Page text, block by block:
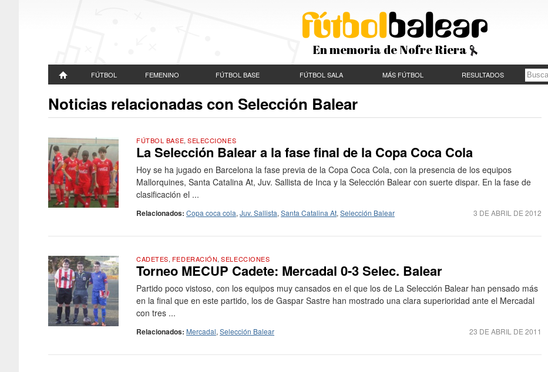
En memoria de Nofre Riera
FÚTBOL FEMENINO FÚTBOL BASE FÚTBOL SALA MÁS FÚTBOL RESULTADOS
Noticias relacionadas con Selección Balear
FÚTBOL BASE,SELECCIONES
La Selección Balear a la fase final de la Copa Coca Cola
Hoy se ha jugado en Barcelona la fase previa de la Copa Coca Cola, con la presencia de los equipos
Mallorquines, Santa Catalina At, Juv. Sallista de Inca y la Selección Balear con suerte dispar. En la fase de
clasificación el ...
3 DE ABRIL DE 2012
Relacionados: Copa coca cola, Juv. Sallista, Santa Catalina At, Selección Balear
CADETES, FEDERACIÓN,SELECCIONES
Torneo MECUP Cadete: Mercadal 0-3 Selec. Balear
Partido poco vistoso, con los equipos muy cansados en el que los de La Selección Balear han pensado más
en la final que en este partido, los de Gaspar Sastre han mostrado una clara superioridad ante el Mercadal
con tres ...
23 DE ABRIL DE 2011
Relacionados: Mercadal, Selección Balear